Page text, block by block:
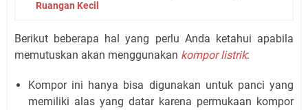
Ruangan Kecil
Berikut beberapa hal yang perlu Anda ketahui apabila
memutuskan akan menggunakan kompor listrik:
Kompor ini hanya bisa digunakan untuk panci yang
memiliki alas yang datar karena permukaan kompor